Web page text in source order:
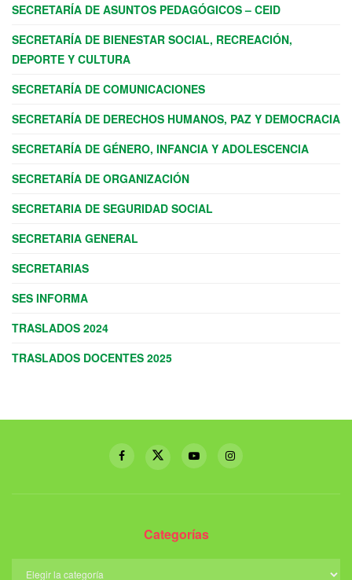
SECRETARÍA DE ASUNTOS PEDAGÓGICOS – CEID
SECRETARÍA DE BIENESTAR SOCIAL, RECREACIÓN,
DEPORTE Y CULTURA
SECRETARÍA DE COMUNICACIONES
SECRETARÍA DE DERECHOS HUMANOS, PAZ Y DEMOCRACIA
SECRETARÍA DE GÉNERO, INFANCIA Y ADOLESCENCIA
SECRETARÍA DE ORGANIZACIÓN
SECRETARIA DE SEGURIDAD SOCIAL
SECRETARIA GENERAL
SECRETARIAS
SES INFORMA
TRASLADOS 2024
TRASLADOS DOCENTES 2025
Categorías